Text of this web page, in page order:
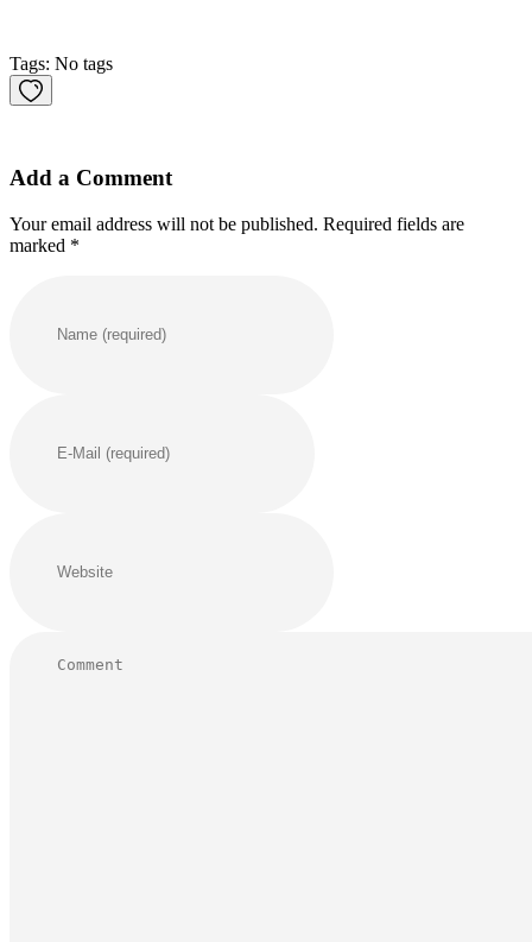
Tags: No tags
Add a Comment
Your email address will not be published. Required fields are
marked *